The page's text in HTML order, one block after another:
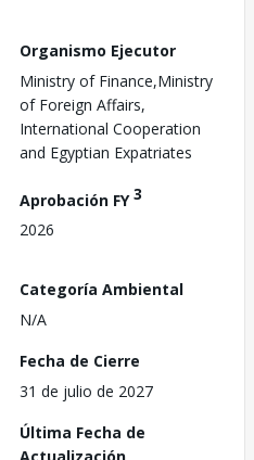
Organismo Ejecutor
Ministry of Finance,Ministry
of Foreign Affairs,
International Cooperation
and Egyptian Expatriates
Aprobación FY3
2026
Categoría Ambiental
N/A
Fecha de Cierre
31 de julio de 2027
Última Fecha de
Actualización